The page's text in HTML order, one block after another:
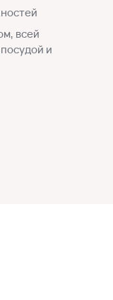
всей
и